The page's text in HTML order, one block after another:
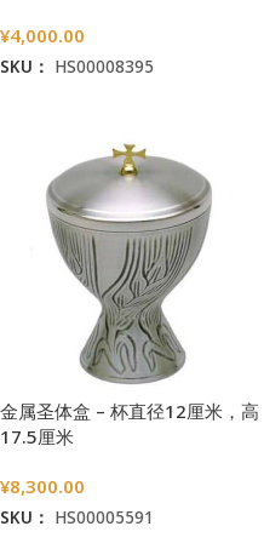
¥4,000.00
SKU： HS00008395
金属圣体盒 – 杯直径12厘米，高
17.5厘米
¥8,300.00
SKU： HS00005591